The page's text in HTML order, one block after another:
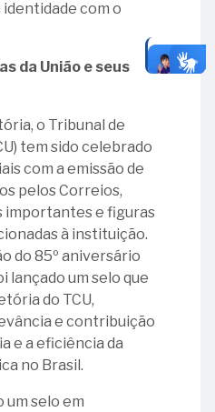
com o
da União e seus
o Tribunal de
tem sido celebrado
com a emissão de
pelos Correios,
importantes e figuras
à instituição.
do 85º aniversário
lançado um selo que
do TCU,
e contribuição
e a eficiência da
no Brasil.
um selo em